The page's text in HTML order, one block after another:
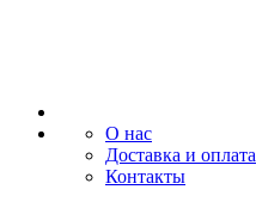
О нас
Доставка и оплата
Контакты